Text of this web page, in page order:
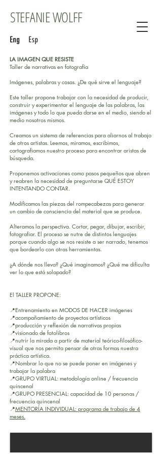
STEFANIE WOLFF
LA IMAGEN QUE RESISTE
Taller de narrativas en fotografía
Imágenes, palabras y cosas. ¿De qué sirve el lenguaje?
Este taller propone trabajar con la necesidad de producir,
construir y experimentar el lenguaje de las palabras, las
imágenes y todo lo que pueda darse en el medio, siendo el
medio nosotros mismos.
Creamos un sistema de referencias para aliarnos al trabajo
de otros artistas. Leemos, miramos, escribimos,
cartografiamos nuestro proceso para encontrar aristas de
búsqueda.
Proponemos activaciones como pasos pequeños que abren
y reabren la necesidad de preguntarse QUÉ ESTOY
INTENTANDO CONTAR.
Modificamos las piezas del rompecabezas para generar
un cambio de consciencia del material que se produce.
Alteramos la perspectiva. Cortar, pegar, dibujar, escribir,
fotografiar. El proceso se nutre de distintos lenguajes
porque cuando algo se nos resiste a ser narrado, tenemos
que bordearlo con otras herramientas.
¿A dónde nos lleva? ¿Qué imaginamos? ¿Qué me dificulta
ver lo que está solapado?
El TALLER PROPONE:
📍Entrenamiento en MODOS DE HACER imágenes
📍acompañamiento de proyectos artísticos
📍producción y reflexión de narrativas propias
📍visionado de fotolibros
📍nutrir la mirada a partir de material teórico-filosófico-
visual que nos permita pensar de otras formas nuestra
práctica artística.
📍Nombrar lo que no se puede poner en imágenes y
trabajar la palabra
📍GRUPO VIRTUAL: metodología online / frecuencia
quincenal
📍GRUPO PRESENCIAL: capacidad de 10 personas /
frecuencia quincenal
📍MENTORÍA INDIVIDUAL: programa de trabajo de 4
meses.